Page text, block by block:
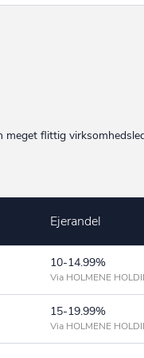
flittig
Ejerandel
10-14.99%
Via HOLMENE
15-19.99%
Via HOLMENE